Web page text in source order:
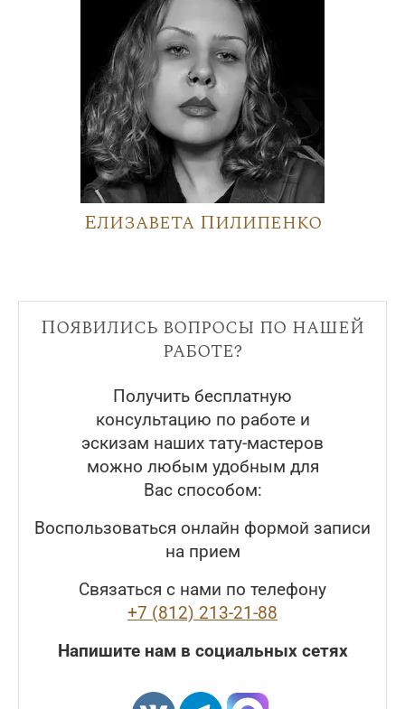
Елизавета Пилипенко
Появились вопросы по нашей
работе?
Получить бесплатную
консультацию по работе и
эскизам наших тату-мастеров
можно любым удобным для
Вас способом:
Воспользоваться онлайн формой записи
на прием
Связаться с нами по телефону
+7 (812) 213-21-88
Напишите нам в социальных сетях